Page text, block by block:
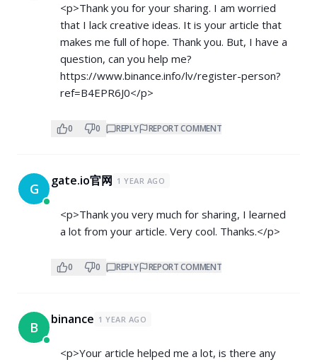
<p>Thank you for your sharing. I am worried
that I lack creative ideas. It is your article that
makes me full of hope. Thank you. But, I have a
question, can you help me?
https://www.binance.info/lv/register-person?
ref=B4EPR6J0</p>
0 0 REPLY REPORT COMMENT
G gate.io官网 1 YEAR AGO
<p>Thank you very much for sharing, I learned
a lot from your article. Very cool. Thanks.</p>
0 0 REPLY REPORT COMMENT
B binance 1 YEAR AGO
<p>Your article helped me a lot, is there any